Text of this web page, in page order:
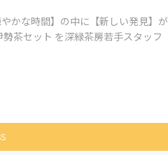
かな時間】の中に【新しい発見】が
茶セット を深緑茶房若手スタッフ